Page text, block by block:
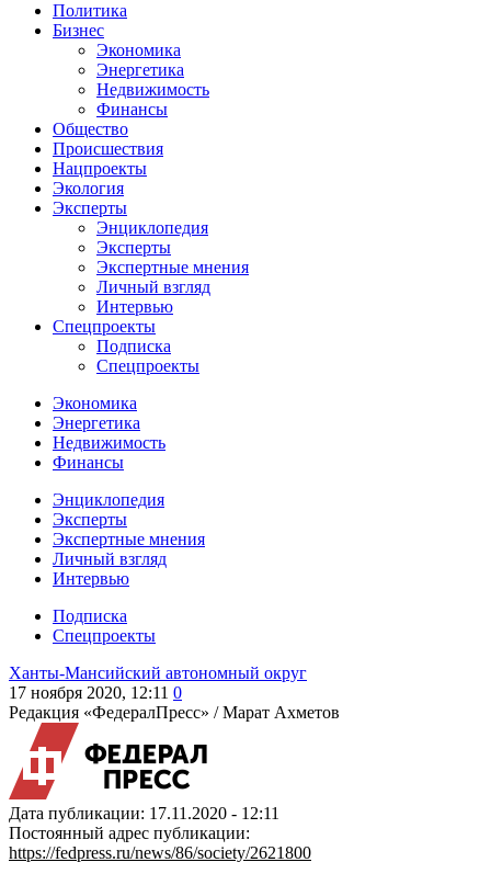
Политика
Бизнес
Экономика
Энергетика
Недвижимость
Финансы
Общество
Происшествия
Нацпроекты
Экология
Эксперты
Энциклопедия
Эксперты
Экспертные мнения
Личный взгляд
Интервью
Спецпроекты
Подписка
Спецпроекты
Экономика
Энергетика
Недвижимость
Финансы
Энциклопедия
Эксперты
Экспертные мнения
Личный взгляд
Интервью
Подписка
Спецпроекты
Ханты-Мансийский автономный округ
17 ноября 2020, 12:11 0
Редакция «ФедералПресс» /Марат Ахметов
Дата публикации: 17.11.2020 - 12:11
Постоянный адрес публикации:
https://fedpress.ru/news/86/society/2621800